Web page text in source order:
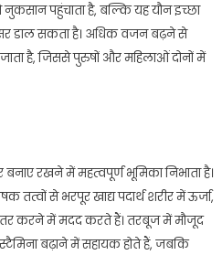
नुकसान पहुंचाता है, बल्कि यह यौन इच्छा
डाल सकता है। अधिक वजन बढ़ने से
है, जिससे पुरुषों और महिलाओं दोनों में
रखने में महत्वपूर्ण भूमिका निभाता है।
से भरपूर खाद्य पदार्थ शरीर में ऊर्जा,
करने में मदद करते हैं। तरबूज में मौजूद
बढ़ाने में सहायक होते हैं, जबकि